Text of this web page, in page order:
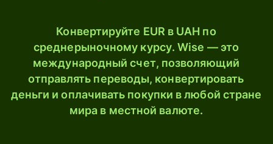
Конвертируйте EUR в UAH по
среднерыночному курсу. Wise — это
международный счет, позволяющий
отправлять переводы, конвертировать
деньги и оплачивать покупки в любой стране
мира в местной валюте.